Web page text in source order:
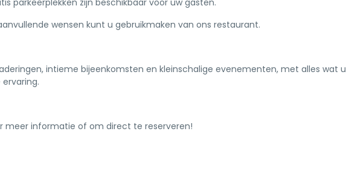
parkeerplekken zijn beschikbaar voor uw gasten.
wensen kunt u gebruikmaken van ons restaurant.
intieme bijeenkomsten en kleinschalige evenementen, met alles wat u
meer informatie of om direct te reserveren!